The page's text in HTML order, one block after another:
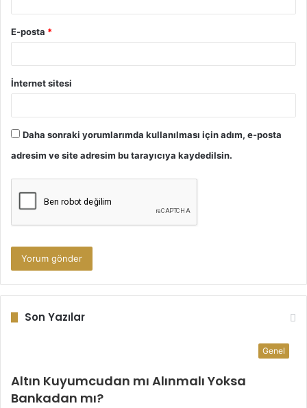
E-posta *
İnternet sitesi
Daha sonraki yorumlarımda kullanılması için adım, e-posta
adresim ve site adresim bu tarayıcıya kaydedilsin.
Son Yazılar
Genel
Altın Kuyumcudan mı Alınmalı Yoksa
Bankadan mı?